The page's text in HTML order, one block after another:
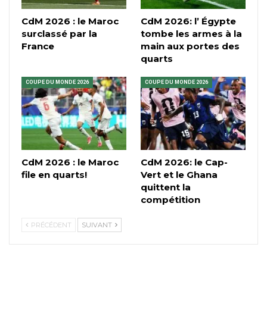
CdM 2026 : le Maroc
surclassé par la
France
CdM 2026: l’ Égypte
tombe les armes à la
main aux portes des
quarts
COUPE DU MONDE 2026
CdM 2026 : le Maroc
file en quarts!
COUPE DU MONDE 2026
CdM 2026: le Cap-
Vert et le Ghana
quittent la
compétition
PRÉCÉDENT SUIVANT